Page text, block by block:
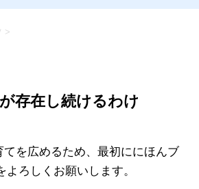
>
存在し続けるわけ
を広めるため、最初ににほんブ
よろしくお願いします。